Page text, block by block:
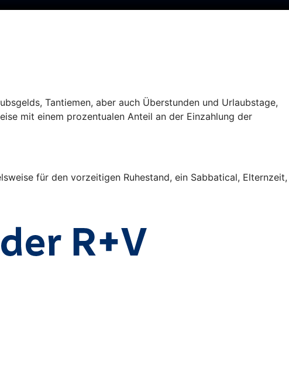
Tantiemen, aber auch Überstunden und Urlaubstage,
mit einem prozentualen Anteil an der Einzahlung der
für den vorzeitigen Ruhestand, ein Sabbatical, Elternzeit,